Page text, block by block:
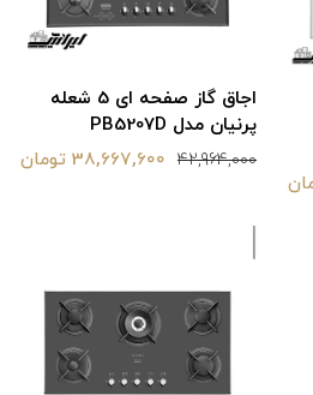
اجاق گاز صفحه ای 5 شعله
پرنیان مدل PB5207D
42,964,000 38,667,600 تومان